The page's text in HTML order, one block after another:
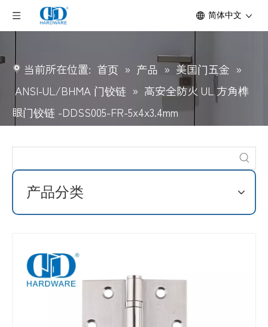
简体中文
当前所在位置: 首页 » 产品 » 美国门五金 »
ANSI-UL/BHMA 门铰链 » 高安全防火 UL 方角榫
眼门铰链 -DDSS005-FR-5x4x3.4mm
产品分类